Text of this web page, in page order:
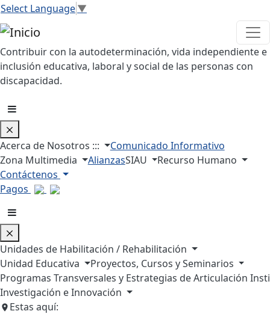
Pasar al contenido principal
Select Language▼
Contribuir con la autodeterminación, vida independiente e
inclusión educativa, laboral y social de las personas con
discapacidad.
Acerca de Nosotros :::
Comunicado Informativo
Zona Multimedia
AlianzasSIAU
Recurso Humano
Contáctenos
Pagos
Unidades de Habilitación / Rehabilitación
Unidad Educativa
Proyectos, Cursos y Seminarios
Programas Transversales y Estrategias de Articulación
Investigación e Innovación
Estas aquí: